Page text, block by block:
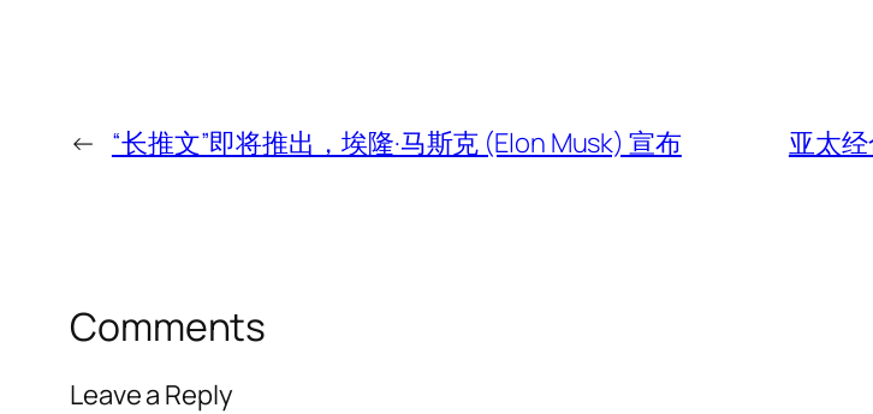
← “长推文”即将推出，埃隆·马斯克 (Elon Musk) 宣布 亚太
Comments
Leave a Reply